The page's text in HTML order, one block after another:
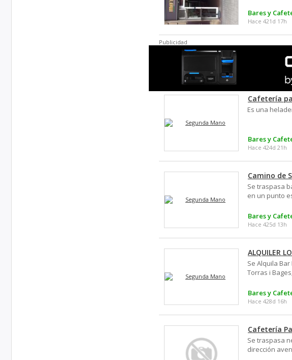
cafetera,
Instalaciones
Bares y
Hace 421d 17h
Publicidad
Cafetería
Es una
Bares y
Hace 424d 21h
Camino de
Se traspasa
en un punto
constante
activa,
peregrinos.
caminantes,
Bares y
Hace 425d 13h
ALQUILER
Se Alquila
Torras i
León", con
disponible
principales:
completa,
aseos.
comensales.
negocio de
Bares y
Hace 428d 16h
Cafetería
Se traspasa
dirección